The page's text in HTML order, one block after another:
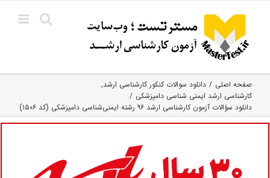
content
صفحه اصلی
دانلود سوالات کنکور کارشناسی ارشد
کارشناسی ارشد ایمنی‌ شناسی دامپزشکی
دانلود سؤالات آزمون کارشناسی ارشد ۹۶ رشته ایمنی‌شناسی دامپزشکی (کد ۱۵۰۶)